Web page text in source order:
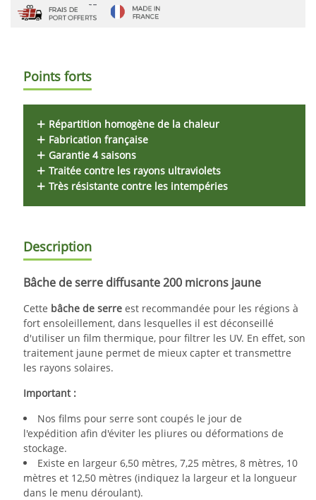
Points forts
Répartition homogène de la chaleur
Fabrication française
Garantie 4 saisons
Traitée contre les rayons ultraviolets
Très résistante contre les intempéries
Description
Bâche de serre diffusante 200 microns jaune
Cette bâche de serre est recommandée pour les régions à
fort ensoleillement, dans lesquelles il est déconseillé
d'utiliser un film thermique, pour filtrer les UV. En effet, son
traitement jaune permet de mieux capter et transmettre
les rayons solaires.
Important :
Nos films pour serre sont coupés le jour de
l'expédition afin d'éviter les pliures ou déformations de
stockage.
Existe en largeur 6,50 mètres, 7,25 mètres, 8 mètres, 10
mètres et 12,50 mètres (indiquez la largeur et la longueur
dans le menu déroulant).